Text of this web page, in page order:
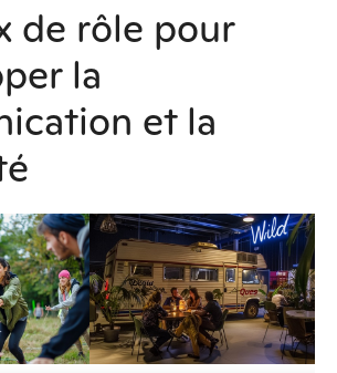
de rôle pour
la
et la